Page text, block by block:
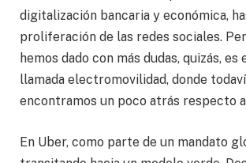
digitalización bancaria y económica,
proliferación de las redes sociales.
hemos dado con más dudas, quizás, es
llamada electromovilidad, donde
encontramos un poco atrás respecto
En Uber, como parte de un mandato